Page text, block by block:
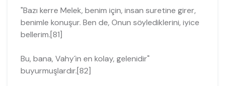
"Bazı kerre Melek, benim için, insan suretine girer,
benimle konuşur. Ben de, Onun söylediklerini, iyice
bellerim.[81]
Bu, bana, Vahy´in en kolay, gelenidir"
buyurmuşlardır.[82]